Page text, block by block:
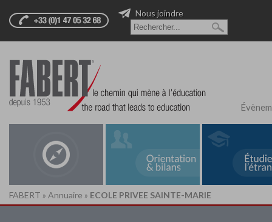
Nous joindre
FABERT » Annuaire » ECOLE PRIVEE SAINTE-MARIE